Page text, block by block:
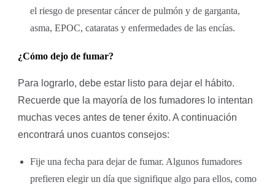
el riesgo de presentar cáncer de pulmón y de garganta,
asma, EPOC, cataratas y enfermedades de las encías.
¿Cómo dejo de fumar?
Para lograrlo, debe estar listo para dejar el hábito.
Recuerde que la mayoría de los fumadores lo intentan
muchas veces antes de tener éxito. A continuación
encontrará unos cuantos consejos:
Fije una fecha para dejar de fumar. Algunos fumadores
prefieren elegir un día que signifique algo para ellos, como